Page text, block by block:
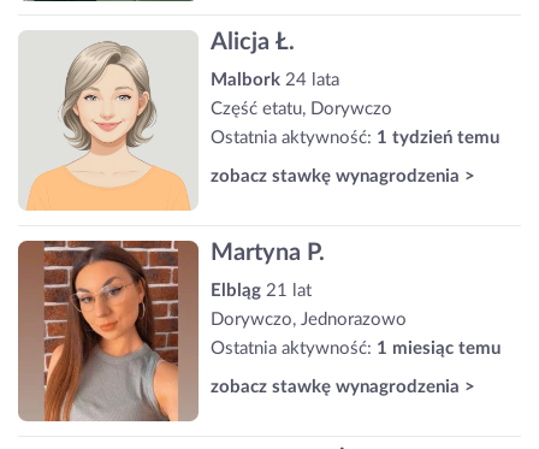
Alicja Ł.
Malbork 24 lata
Część etatu, Dorywczo
Ostatnia aktywność: 1 tydzień temu
zobacz stawkę wynagrodzenia >
Martyna P.
Elbląg 21 lat
Dorywczo, Jednorazowo
Ostatnia aktywność: 1 miesiąc temu
zobacz stawkę wynagrodzenia >